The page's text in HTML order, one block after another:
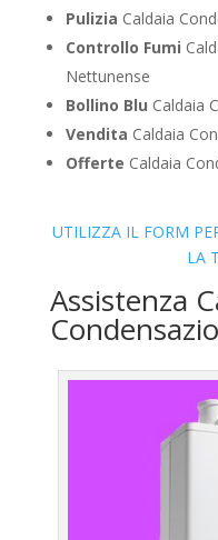
Pulizia Caldaia
Controllo Fumi
Nettunense
Bollino Blu Caldaia
Vendita Caldaia
Offerte Caldaia
UTILIZZA IL FORM
LA
Assistenza